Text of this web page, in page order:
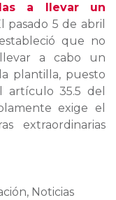
a llevar un
pasado 5 de abril
que no
a cabo un
plantilla, puesto
artículo 35.5 del
exige el
extraordinarias
Noticias